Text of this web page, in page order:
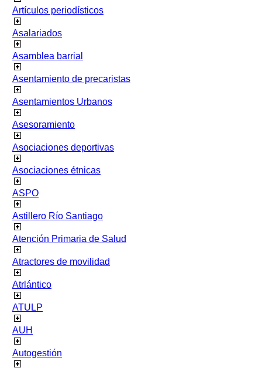
Artículos periodísticos
Asalariados
Asamblea barrial
Asentamiento de precaristas
Asentamientos Urbanos
Asesoramiento
Asociaciones deportivas
Asociaciones étnicas
ASPO
Astillero Río Santiago
Atención Primaria de Salud
Atractores de movilidad
Atrlántico
ATULP
AUH
Autogestión